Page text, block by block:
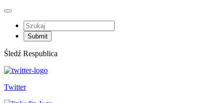
Śledź Respublica
Twitter